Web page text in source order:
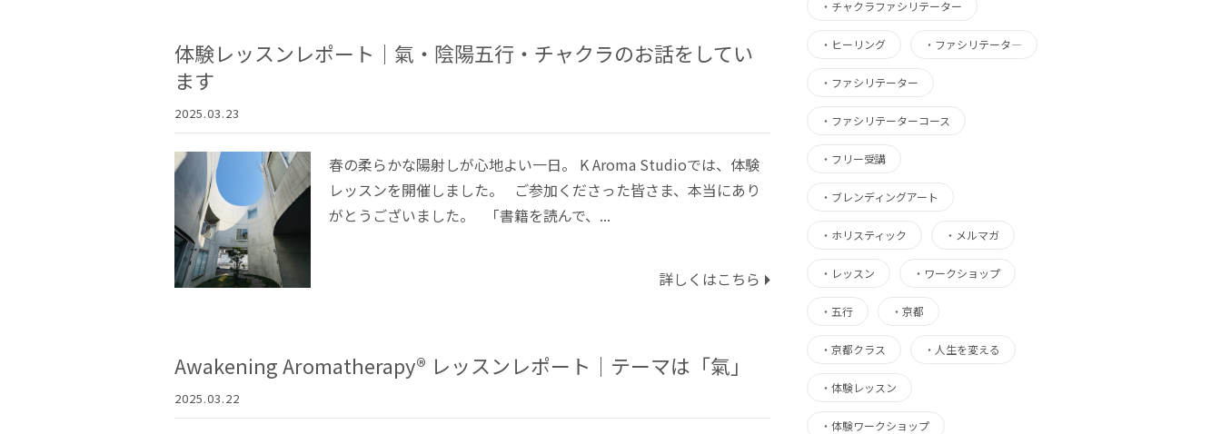
体験レッスンレポート｜氣・陰陽五行・チャクラのお話をしてい
ます
2025.03.23
春の柔らかな陽射しが心地よい一日。 K Aroma Studioでは、体験
レッスンを開催しました。 ご参加くださった皆さま、本当にあり
がとうございました。 「書籍を読んで、...
詳しくはこちら
Awakening Aromatherapy®︎ レッスンレポート｜テーマは「氣」
2025.03.22
・ チャクラファシリテーター
・ ヒーリング ・ ファシリテータ―
・ ファシリテーター
・ ファシリテーターコース
・ フリー受講
・ ブレンディングアート
・ ホリスティック ・ メルマガ
・ レッスン ・ ワークショップ
・ 五行 ・ 京都
・ 京都クラス ・ 人生を変える
・ 体験レッスン
・ 体験ワークショップ